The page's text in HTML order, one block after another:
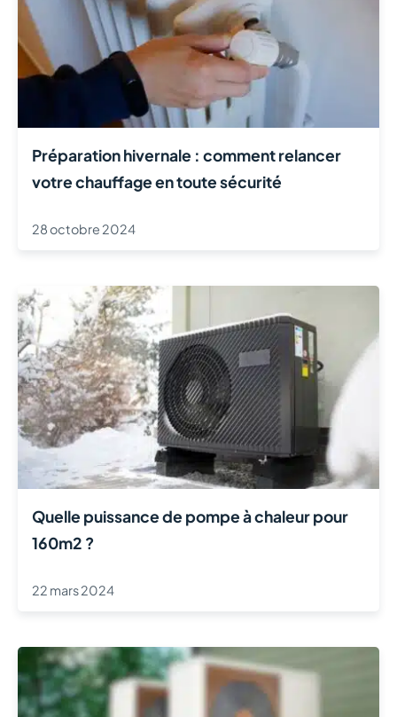
Préparation hivernale : comment relancer
votre chauffage en toute sécurité
28 octobre 2024
Quelle puissance de pompe à chaleur pour
160m2 ?
22 mars 2024